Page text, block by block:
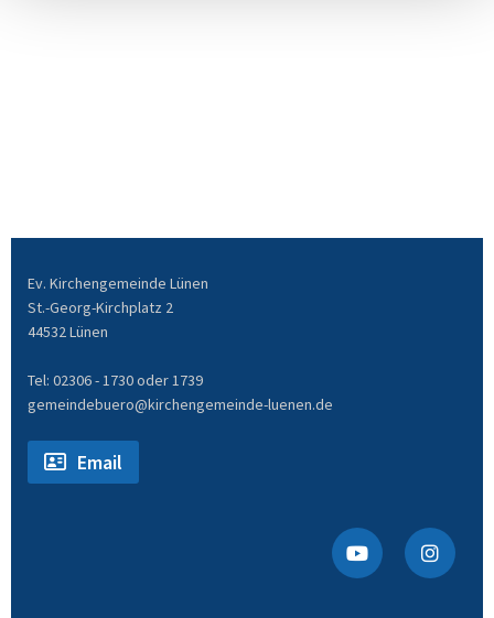
Ev. Kirchengemeinde Lünen
St.-Georg-Kirchplatz 2
44532 Lünen
Tel: 02306 - 1730 oder 1739
gemeindebuero@kirchengemeinde-luenen.de
Email